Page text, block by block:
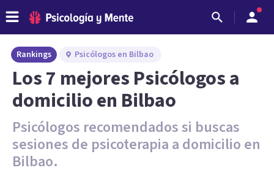
Rankings Psicólogos en Bilbao
Los 7 mejores Psicólogos a
domicilio en Bilbao
Psicólogos recomendados si buscas
sesiones de psicoterapia a domicilio en
Bilbao.